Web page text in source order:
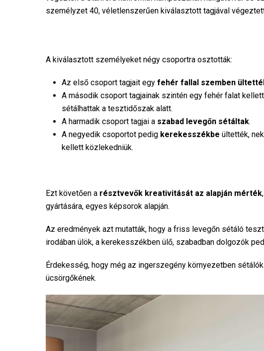
személyzet 40, véletlenszerűen kiválasztott tagjával
A kiválasztott személyeket négy csoportra osztották:
Az első csoport tagjait egy fehér fallal szemben
A második csoport tagjainak szintén egy fehér falat
sétálhattak a tesztidőszak alatt.
A harmadik csoport tagjai a szabad levegőn sétáltak.
A negyedik csoportot pedig kerekesszékbe ültették,
kellett közlekedniük.
Ezt követően a résztvevők kreativitását az alapján mérték
gyártására, egyes képsorok alapján.
Az eredmények azt mutatták, hogy a friss levegőn sétáló
irodában ülök, a kerekesszékben ülő, szabadban dolgozók
Érdekesség, hogy még az ingerszegény környezetben sétálók
ücsörgőkének.